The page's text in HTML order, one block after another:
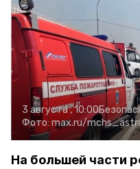
3 августа , 10:00
Фото: max.ru/
На большей части